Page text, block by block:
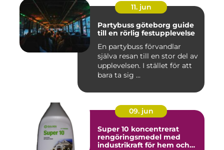
11. jun
Partybuss göteborg guide
till en rörlig festupplevelse
En partybuss förvandlar
själva resan till en stor del av
upplevelsen. I stället för att
bara ta sig ...
09. jun
Super 10 koncentrerat
rengöringsmedel med
industrikraft för hem och